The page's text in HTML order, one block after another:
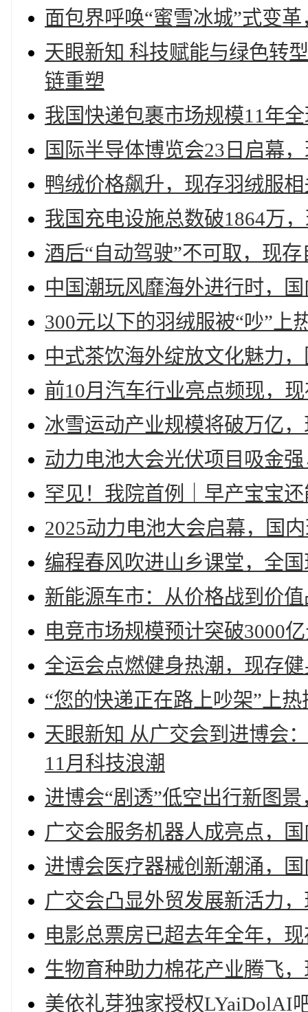
面包界呼唤“蜜雪冰城”式变
天眼新知 科技赋能与绿色转
链重塑
我国快递包裹市场规模11年
国际半导体博览会23日启幕
鸭绒价格飙升，现存羽绒服
我国充电设施总数破1864万
酒后“自动驾驶”不可取，现
中国潮玩风靡海外进行时，
300元以下的羽绒服被“吵”上
中式茶饮海外绽放文化魅力
前10月汽车行业亮点频现，
冰雪运动产业规模将破万亿
动力电池大会光伏项目吸金
罕见！我院首例｜早产宝宝
2025动力电池大会启幕，国
编程春风吹进山乡课堂，全
新能源车市：从价格战到价
电竞市场规模预计突破3000
全运会点燃健身热潮，现存
“您的快递正在路上吵架”上
天眼新知 从广交会到进博会
11月科技浪潮
进博会“剧透”低空出行新图
广交会服务机器人成亮点，
进博会医疗器械创新潮涌，
广交会凸显外贸发展新活力
电影总票房已超去年全年，
生物育种助力棉花产业腾飞
美依礼芽独家授权LYaiDolAI